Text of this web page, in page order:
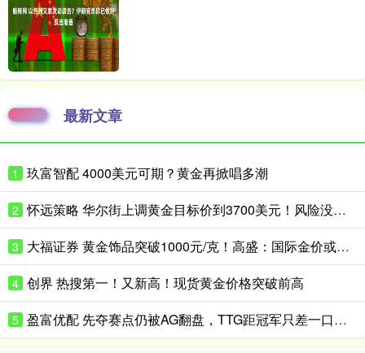
最新文章
1 玖富智配 4000美元可期？黄金再掀唱多潮
2 怀远策略 华尔街上调黄金目标价到3700美元！风险没这么快消停
3 大福证券 黄金饰品突破1000元/克！高盛：国际金价或升破4200美元/盎司！
4 创界 热搜第一！又新高！现货黄金价格突破前高
5 盈富优配 先夺赛点仍被AG翻盘，TTG距冠军只差一口气？_Ming_决赛_Fly